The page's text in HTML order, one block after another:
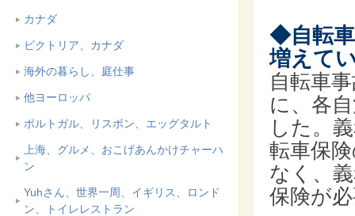
カナダ
ビクトリア、カナダ
海外の暮らし、庭仕事
他ヨーロッパ
ポルトガル、リスボン、エッグタルト
上海、グルメ、おこげあんかけチャーハ
ン
Yuhさん、世界一周、イギリス、ロンド
ン、トイレレストラン
◆自転車
増えて
自転車
に、各
した。
転車保
なく、
保険が